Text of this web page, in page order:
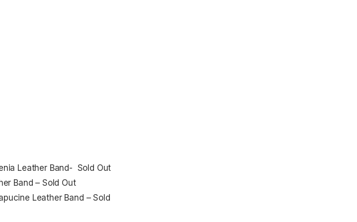
Leather Band- Sold Out
Band – Sold Out
Leather Band – Sold